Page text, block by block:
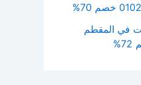
في المقطم